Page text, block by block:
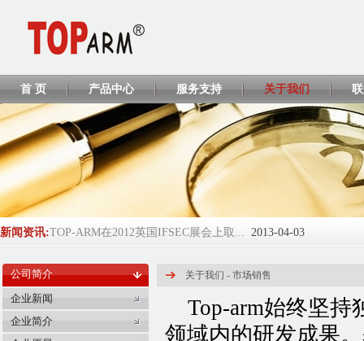
首 页 产品中心 服务支持 关于我们
新闻资讯:TOP-ARM在2012英国IFSEC展会上取... 2013-04-03
TOP-ARM将参展ISC WEST 2013
TP428 CCC证书
EL208/EL218/EL380 CCC证书 2013-04-01
公司简介
企业新闻
企业简介
关于我们 - 市场销售
Top-arm始终坚持
领域内的研发成果